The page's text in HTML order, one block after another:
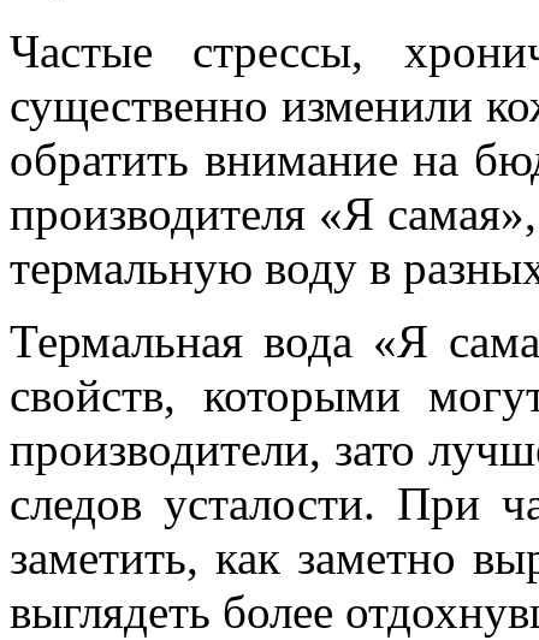
Частые стрессы,
существенно изменили
обратить внимание на
производителя «Я
термальную воду в
Термальная вода «Я
свойств, которыми
производители, зато
следов усталости. При
заметить, как заметно
выглядеть более